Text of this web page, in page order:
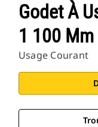
Godet À
1 100
Usage Courant